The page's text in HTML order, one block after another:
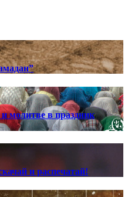
молитве в праздник
и распечатай!